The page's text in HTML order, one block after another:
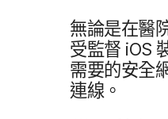
無論​是​在​醫
受監督 iOS
需要​的​安全​
連線。